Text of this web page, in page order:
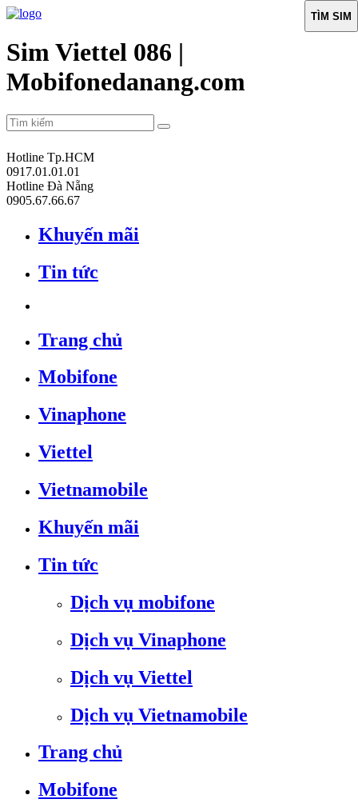
Sim Viettel 086 |
Mobifonedanang.com
Hotline Tp.HCM
0917.01.01.01
Hotline Đà Nẵng
0905.67.66.67
Khuyến mãi
Tin tức
Trang chủ
Mobifone
Vinaphone
Viettel
Vietnamobile
Khuyến mãi
Tin tức
Dịch vụ mobifone
Dịch vụ Vinaphone
Dịch vụ Viettel
Dịch vụ Vietnamobile
Trang chủ
Mobifone
TÌM SIM